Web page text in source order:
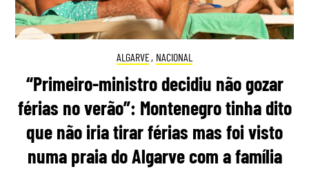
ALGARVE, NACIONAL
“Primeiro-ministro decidiu não gozar
férias no verão”: Montenegro tinha dito
que não iria tirar férias mas foi visto
numa praia do Algarve com a família